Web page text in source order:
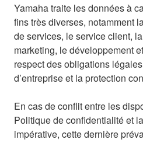
Yamaha traite les données à
fins très diverses, notamment
de services, le service client,
marketing, le développement
respect des obligations
d’entreprise et la protection
En cas de conflit entre les
Politique de confidentialité et
impérative, cette dernière